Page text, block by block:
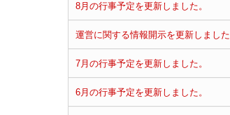
8月の行事予定を更新しました。
運営に関する情報開示を更新しました
7月の行事予定を更新しました。
6月の行事予定を更新しました。